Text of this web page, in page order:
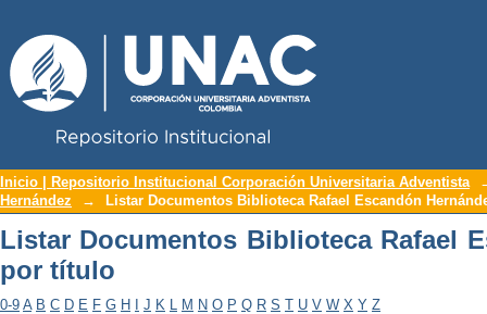
Listar Documentos Biblioteca Rafael
Inicio | Repositorio Institucional Corporación Universitaria Adventista
Hernández
→ Listar Documentos Biblioteca Rafael Escandón
Listar Documentos Biblioteca Rafael
por título
0-9 A B C D E F G H J K L M N O P Q R S T U V W X Y Z